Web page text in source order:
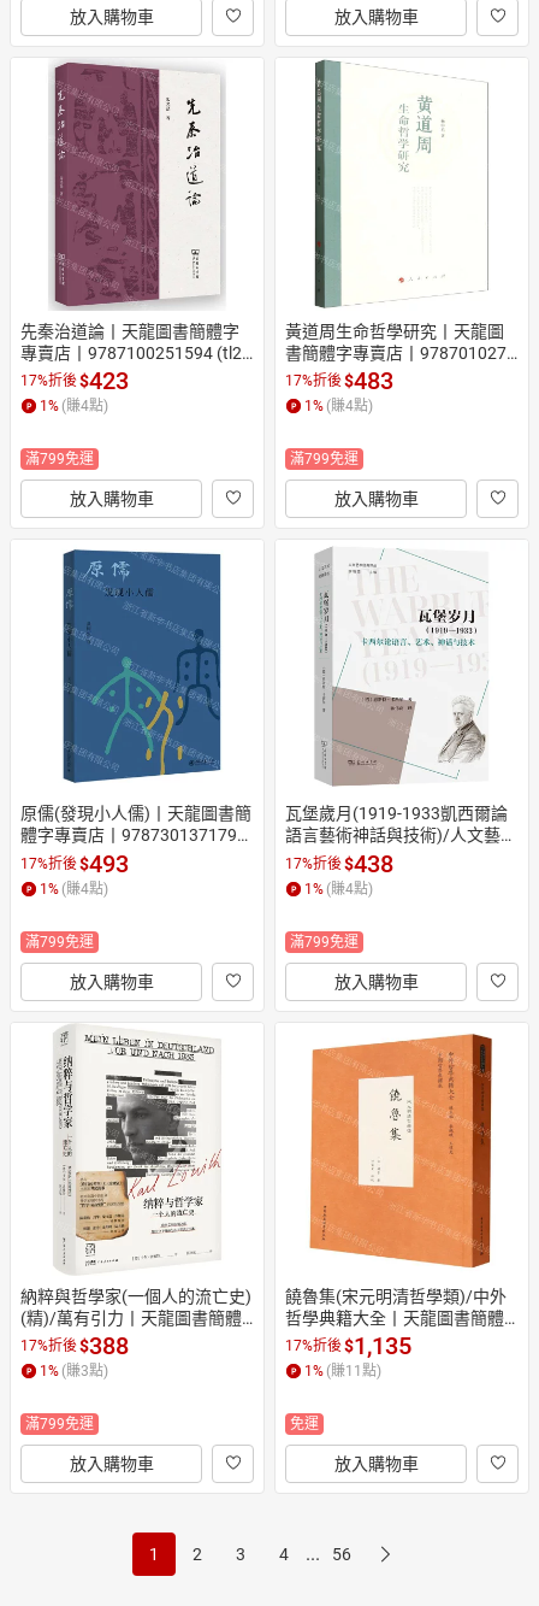
放入購物車 放入購物車
先秦治道論丨天龍圖書簡體字
專賣店丨9787100251594 (tl26
08)
17%折後$423
1 % (賺4點)
滿799免運
放入購物車
黃道周生命哲學研究丨天龍圖
書簡體字專賣店丨9787010274
140 (tl2608)
17%折後$483
1 % (賺4點)
滿799免運
放入購物車
原儒(發現小人儒)丨天龍圖書簡
體字專賣店丨9787301371794
(tl2608)
17%折後$493
1% (賺4點)
滿799免運
放入購物車
瓦堡歲月(1919-1933凱西爾論
語言藝術神話與技術)/人文藝術
經典譯叢丨天龍圖書簡體字專
賣店丨9787100259811 (tl260
8)
17%折後$438
1% (賺4點)
滿799免運
放入購物車
納粹與哲學家(一個人的流亡史)
(精)/萬有引力丨天龍圖書簡體
字專賣店丨9787218185064 (tl
2608)
17%折後$388
1 % (賺3點)
滿799免運
放入購物車
饒魯集(宋元明清哲學類)/中外
哲學典籍大全丨天龍圖書簡體
字專賣店丨9787522746029 (tl
2608)
17%折後$1,135
1 % (賺11 點)
免運
放入購物車
1 2 3 4 ... 56